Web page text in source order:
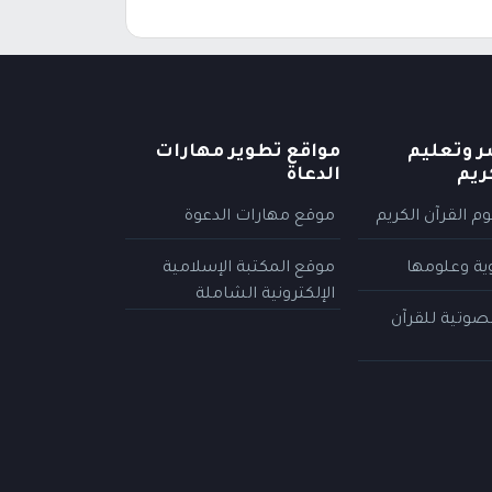
وتعليم
القرآن الكريم
وعلومها
للقرآن
مواقع تطوير مهارات
الدعاة
موقع مهارات الدعوة
موقع المكتبة الإسلامية
الإلكترونية الشاملة